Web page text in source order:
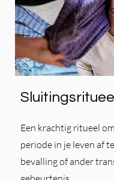
Sluitingsritueel
Een krachtig ritueel
periode in je leven af
bevalling of ander